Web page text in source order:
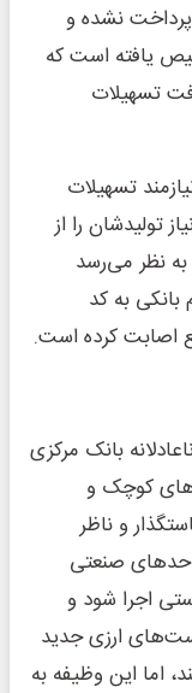
نشده و
یافته است که
تسهیلات
تسهیلات
تولیدشان را از
به نظر می‌رسد
بانکی به کد
اصابت کرده است.
بانک مرکزی
کوچک و
و ناظر
صنعتی
اجرا شود و
ارزی جدید
اما این وظیفه به